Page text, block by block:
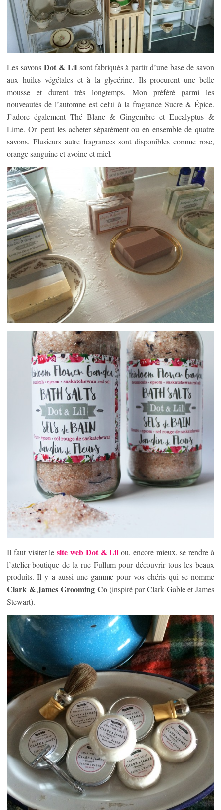
Les savons Dot & Lilsont fabriqués à partir d’une base de savon
aux huiles végétales et à la glycérine. Ils procurent une belle
mousse et durent très longtemps. Mon préféré parmi les
nouveautés de l’automne est celui à la fragrance Sucre & Épice.
J’adore également Thé Blanc & Gingembre et Eucalyptus &
Lime. On peut les acheter séparément ou en ensemble de quatre
savons. Plusieurs autre fragrances sont disponibles comme rose,
orange sanguine et avoine et miel.
Il faut visiter le site web Dot & Lil ou, encore mieux, se rendre à
l’atelier-boutique de la rue Fullum pour découvrir tous les beaux
produits. Il y a aussi une gamme pour vos chéris qui se nomme
Clark & James Grooming Co(inspiré par Clark Gable et James
Stewart).